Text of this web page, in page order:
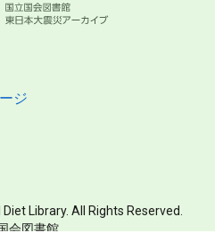
ジ
Library. All Rights Reserved.